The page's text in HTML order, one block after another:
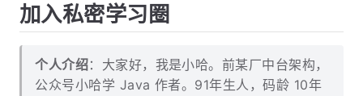
加入私密学习圈
个人介绍：大家好，我是小哈。前某厂中台架构，
公众号小哈学 Java 作者。91年生人，码龄 10年